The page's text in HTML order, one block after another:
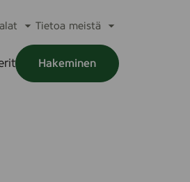
alavalikko
Tietoa meistä
alavalikko
Hakeminen